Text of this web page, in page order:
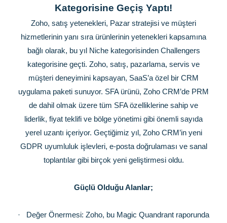
Kategorisine Geçiş Yaptı!
Zoho, satış yetenekleri, Pazar stratejisi ve müşteri
hizmetlerinin yanı sıra ürünlerinin yetenekleri kapsamına
bağlı olarak, bu yıl Niche kategorisinden Challengers
kategorisine geçti. Zoho, satış, pazarlama, servis ve
müşteri deneyimini kapsayan, SaaS’a özel bir CRM
uygulama paketi sunuyor. SFA ürünü, Zoho CRM’de PRM
de dahil olmak üzere tüm SFA özelliklerine sahip ve
liderlik, fiyat teklifi ve bölge yönetimi gibi önemli sayıda
yerel uzantı içeriyor. Geçtiğimiz yıl, Zoho CRM’in yeni
GDPR uyumluluk işlevleri, e-posta doğrulaması ve sanal
toplantılar gibi birçok yeni geliştirmesi oldu.
Güçlü Olduğu Alanlar;
·
Değer Önermesi: Zoho, bu Magic Quandrant raporunda